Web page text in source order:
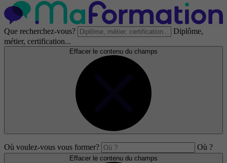
Que recherchez-vous?
Diplôme,
métier, certification...
Effacer le contenu du champs
Où voulez-vous vous former? Où ?
Effacer le contenu du champs